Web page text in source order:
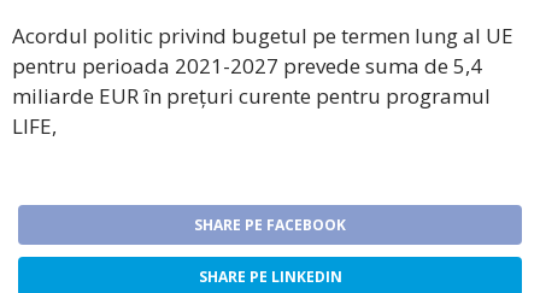
Acordul politic privind bugetul pe termen lung al UE
pentru perioada 2021-2027 prevede suma de 5,4
miliarde EUR în prețuri curente pentru programul
LIFE,
SHARE PE FACEBOOK
SHARE PE LINKEDIN